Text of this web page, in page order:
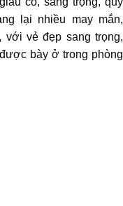
lại nhiều may mắn,
vẻ đẹp sang trọng,
bày ở trong phòng